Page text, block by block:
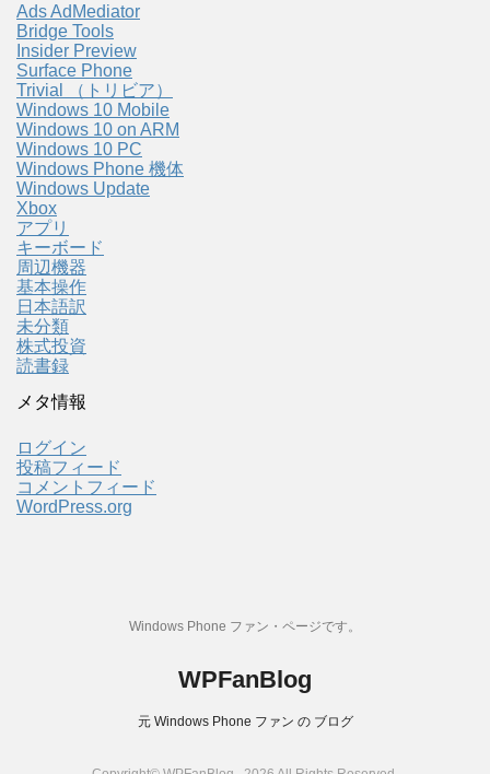
Ads AdMediator
Bridge Tools
Insider Preview
Surface Phone
Trivial （トリビア）
Windows 10 Mobile
Windows 10 on ARM
Windows 10 PC
Windows Phone 機体
Windows Update
Xbox
アプリ
キーボード
周辺機器
基本操作
日本語訳
未分類
株式投資
読書録
メタ情報
ログイン
投稿フィード
コメントフィード
WordPress.org
Windows Phone ファン・ページです。
WPFanBlog
元 Windows Phone ファン の ブログ